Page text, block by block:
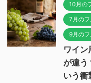
10月の
7月の
9月の
ワイン
が違う
いう衝